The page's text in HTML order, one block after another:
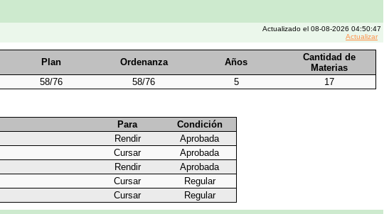
Actualizado el 08-08-2026 04:50:47
Actualizar
Plan Ordenanza Años
Cantidad de
Materias
58/76 58/76 5
17
Para
Condición
Rendir
Aprobada
Cursar
Aprobada
Rendir
Aprobada
Cursar
Regular
Cursar Regular